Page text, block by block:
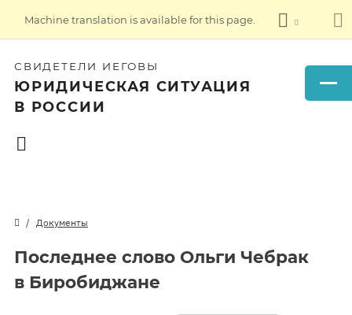
Machine translation is available for this page.
СВИДЕТЕЛИ ИЕГОВЫ
ЮРИДИЧЕСКАЯ СИТУАЦИЯ
В РОССИИ
Документы
Последнее слово Ольги Чебрак
в Биробиджане